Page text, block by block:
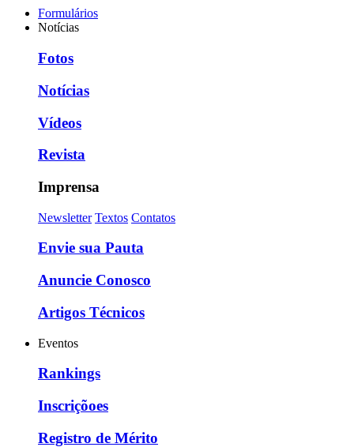
Formulários
Notícias
Fotos
Notícias
Vídeos
Revista
Imprensa
Newsletter Textos Contatos
Envie sua Pauta
Anuncie Conosco
Artigos Técnicos
Eventos
Rankings
Inscriçõoes
Registro de Mérito